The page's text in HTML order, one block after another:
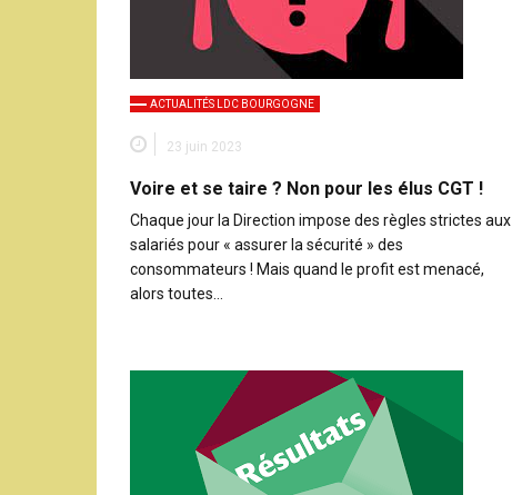
ACTUALITÉS LDC BOURGOGNE
23 juin 2023
Voire et se taire ? Non pour les élus CGT !
Chaque jour la Direction impose des règles strictes aux
salariés pour « assurer la sécurité » des
consommateurs ! Mais quand le profit est menacé,
alors toutes…